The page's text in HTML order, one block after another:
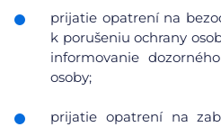
prijatie opatrení na
k porušeniu ochrany
informovanie
osoby;
prijatie opatrení na